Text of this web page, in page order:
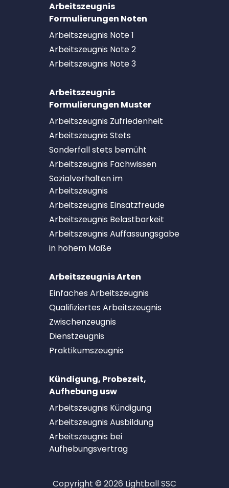
Arbeitszeugnis
Formulierungen Noten
Arbeitszeugnis Note 1
Arbeitszeugnis Note 2
Arbeitszeugnis Note 3
Arbeitszeugnis
Formulierungen Muster
Arbeitszeugnis Zufriedenheit
Arbeitszeugnis Stets
Sonderfall stets bemüht
Arbeitszeugnis Fachwissen
Sozialverhalten im
Arbeitszeugnis
Arbeitszeugnis Einsatzfreude
Arbeitszeugnis Belastbarkeit
Arbeitszeugnis Auffassungsgabe
in hohem Maße
Arbeitszeugnis Arten
Einfaches Arbeitszeugnis
Qualifiziertes Arbeitszeugnis
Zwischenzeugnis
Dienstzeugnis
Praktikumszeugnis
Kündigung, Probezeit,
Aufhebung usw
Arbeitszeugnis Kündigung
Arbeitszeugnis Ausbildung
Arbeitszeugnis bei
Aufhebungsvertrag
Copyright © 2026 Lightball SSC